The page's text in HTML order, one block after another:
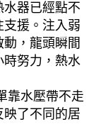
器已經點不
支援。注入弱
，龍頭瞬間
時努力，熱水
靠水壓帶不走
了不同的居